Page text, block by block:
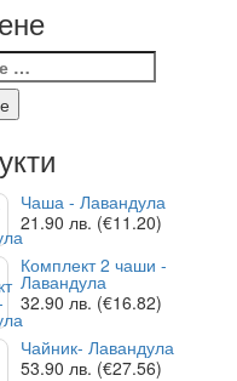
Чаша - Лавандула
21.90 лв. (€11.20)
Комплект 2 чаши -
Лавандула
32.90 лв. (€16.82)
Чайник- Лавандула
53.90 лв. (€27.56)